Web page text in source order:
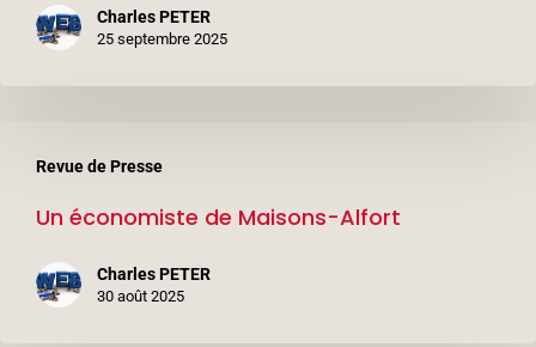
Charles PETER
25 septembre 2025
Revue de Presse
économiste
Alfort
Un économiste de Maisons-Alfort
Charles PETER
30 août 2025